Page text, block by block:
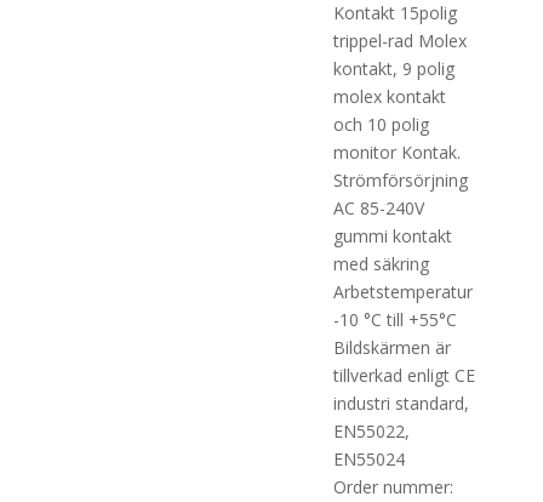
Kontakt 15polig
trippel-rad Molex
kontakt, 9 polig
molex kontakt
och 10 polig
monitor Kontak.
Strömförsörjning
AC 85-240V
gummi kontakt
med säkring
Arbetstemperatur
-10 °C till +55°C
Bildskärmen är
tillverkad enligt CE
industri standard,
EN55022,
EN55024
Order nummer: